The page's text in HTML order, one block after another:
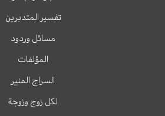
تفسير المتدبرين
مسائل وردود
المؤلفات
السراج المنير
لكل زوج وزوجة